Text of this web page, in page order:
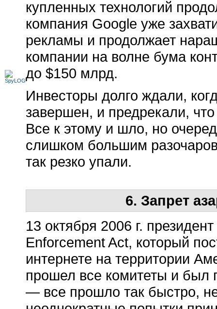
купленных технологий
компания Google уже
рекламы и продолжает
компании на волне бума
до $150 млрд.
Инвесторы долго ждали,
завершен, и предрекали,
Все к этому и шло, но
слишком большим
так резко упали.
6. Запрет
13 октября 2006 г.
Enforcement Act, который
интернете на территории
прошел все комитеты и был
— все прошло так быстро,